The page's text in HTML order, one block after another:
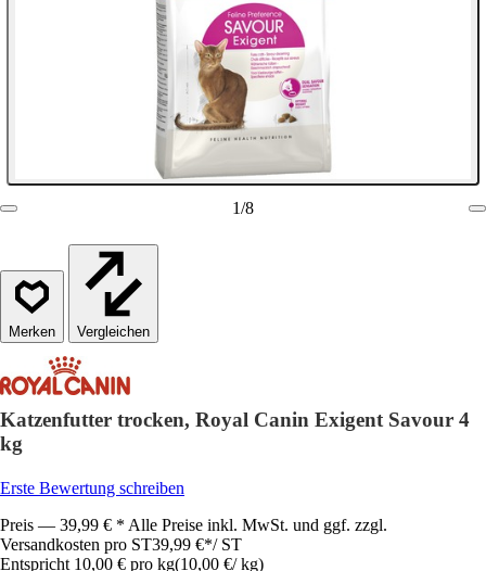
1/8
Vergleichen
Katzenfutter trocken, Royal Canin Exigent Savour 4
kg
Erste Bewertung schreiben
Preis — 39,99 € * Alle Preise inkl. MwSt. und ggf. zzgl.
Versandkosten pro ST39,99 €*/ ST
Entspricht 10,00 € pro kg(10,00 €/ kg)